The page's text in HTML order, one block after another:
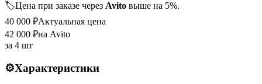
🏷️Цена при заказе через Avito выше на 5%.
40 000 ₽Актуальная цена
42 000 ₽на Avito
за 4 шт
⚙️Характеристики